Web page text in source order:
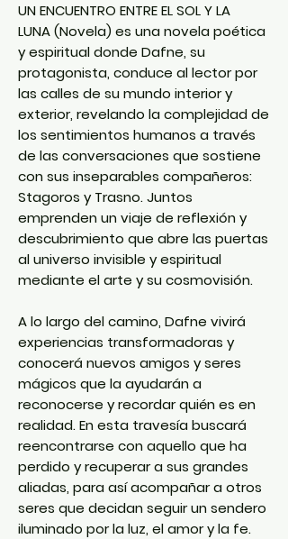
UN ENCUENTRO ENTRE EL SOL Y LA
LUNA (Novela) es una novela poética
y espiritual donde Dafne, su
protagonista, conduce al lector por
las calles de su mundo interior y
exterior, revelando la complejidad de
los sentimientos humanos a través
de las conversaciones que sostiene
con sus inseparables compañeros:
Stagoros y Trasno. Juntos
emprenden un viaje de reflexión y
descubrimiento que abre las puertas
al universo invisible y espiritual
mediante el arte y su cosmovisión.
A lo largo del camino, Dafne vivirá
experiencias transformadoras y
conocerá nuevos amigos y seres
mágicos que la ayudarán a
reconocerse y recordar quién es en
realidad. En esta travesía buscará
reencontrarse con aquello que ha
perdido y recuperar a sus grandes
aliadas, para así acompañar a otros
seres que decidan seguir un sendero
iluminado por la luz, el amor y la fe.